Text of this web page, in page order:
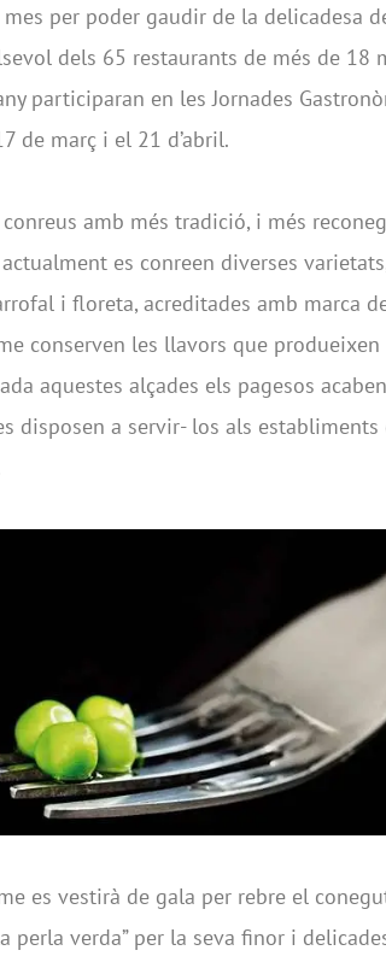
mes per poder gaudir de la delicadesa
dels 65 restaurants de més de 18
participaran en les Jornades
de març i el 21 d’abril.
amb més tradició, i més
es conreen diverses
i floreta, acreditades amb marca
conserven les llavors que produeixen
aquestes alçades els pagesos
disposen a servir- los als establiments
es vestirà de gala per rebre el
perla verda” per la seva finor i